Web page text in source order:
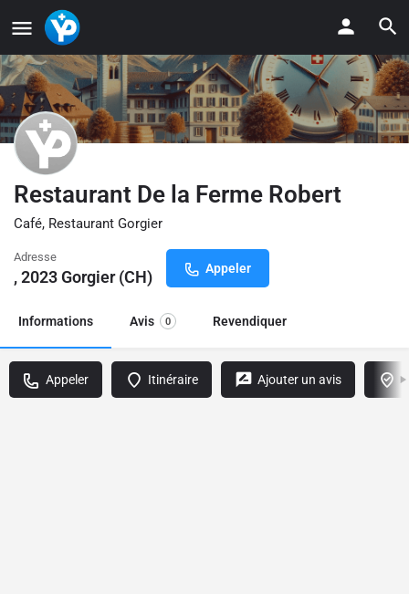
Restaurant De la Ferme Robert
Café, Restaurant Gorgier
Adresse
, 2023 Gorgier (CH) Appeler
Informations Avis 0 Revendiquer
Appeler Itinéraire Ajouter un avis